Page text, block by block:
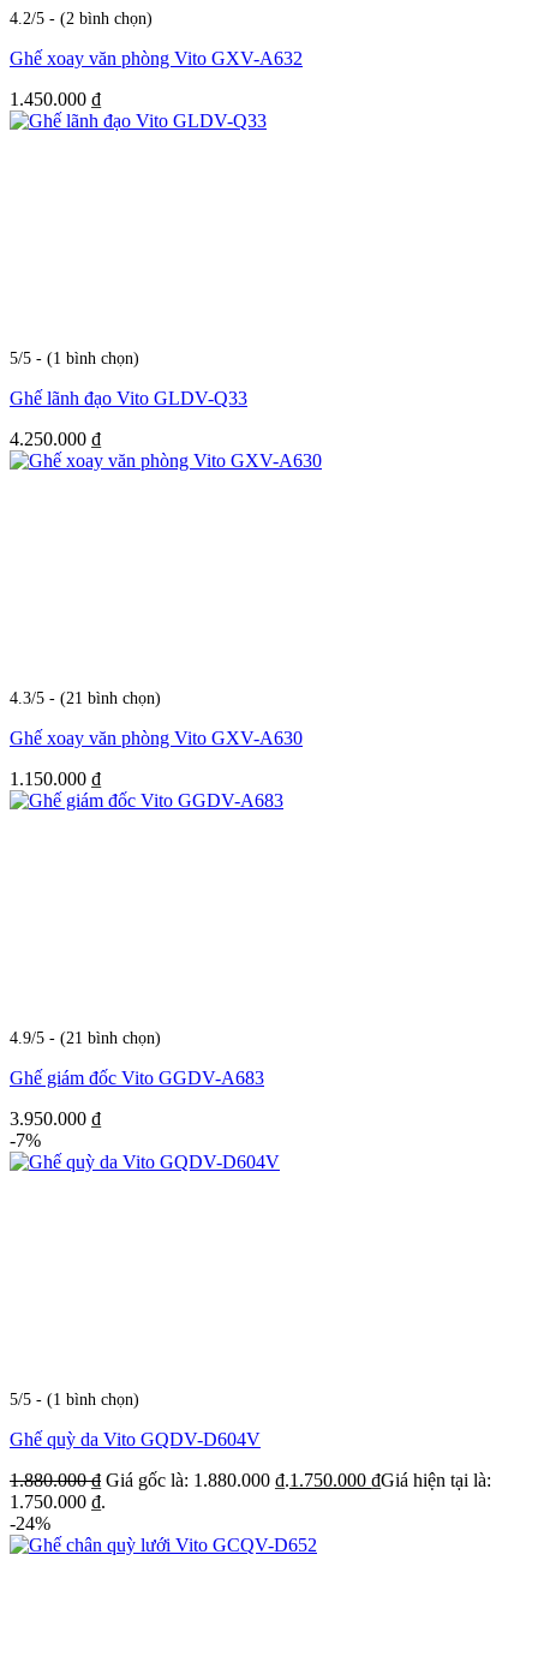
4.2/5 - (2 bình chọn)
Ghế xoay văn phòng Vito GXV-A632
1.450.000 ₫
5/5 - (1 bình chọn)
Ghế lãnh đạo Vito GLDV-Q33
4.250.000 ₫
4.3/5 - (21 bình chọn)
Ghế xoay văn phòng Vito GXV-A630
1.150.000 ₫
4.9/5 - (21 bình chọn)
Ghế giám đốc Vito GGDV-A683
3.950.000 ₫
-7%
5/5 - (1 bình chọn)
Ghế quỳ da Vito GQDV-D604V
1.880.000₫ Giá gốc là: 1.880.000 ₫.1.750.000 ₫Giá hiện tại là:
1.750.000 ₫.
-24%